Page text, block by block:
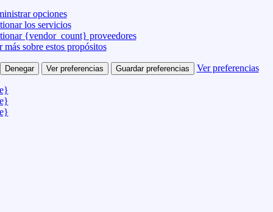
opciones
los servicios
{vendor_count} proveedores
más sobre estos propósitos
Denegar Ver preferencias Guardar preferencias Ver preferencias